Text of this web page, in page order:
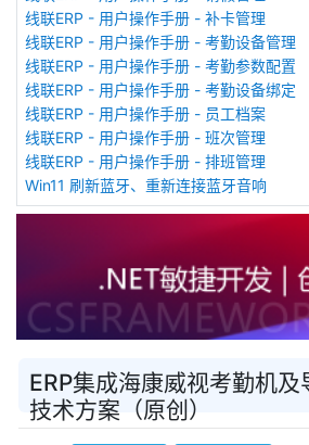
线联ERP - 用户操作手册 - 补卡管理
线联ERP - 用户操作手册 - 考勤设备管理
线联ERP - 用户操作手册 - 考勤参数配置
线联ERP - 用户操作手册 - 考勤设备绑定
线联ERP - 用户操作手册 - 员工档案
线联ERP - 用户操作手册 - 班次管理
线联ERP - 用户操作手册 - 排班管理
Win11 刷新蓝牙、重新连接蓝牙音响
ERP集成海康威视考勤机及
技术方案（原创）